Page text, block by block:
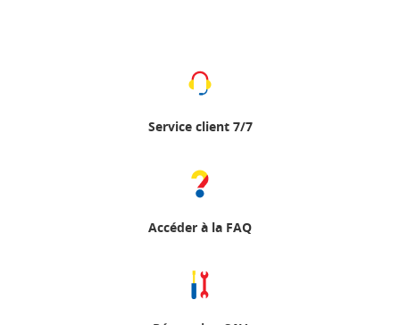
Service client 7/7
Accéder à la FAQ